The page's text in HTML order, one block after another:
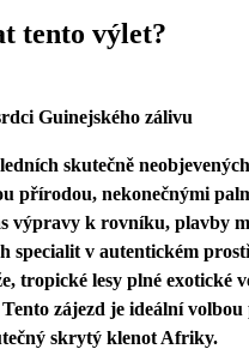
tento výlet?
Guinejského zálivu
skutečně
přírodou, nekonečnými
výpravy k rovníku, plavby
specialit v autentickém
tropické lesy plné exotické
zájezd je ideální
skrytý klenot Afriky.